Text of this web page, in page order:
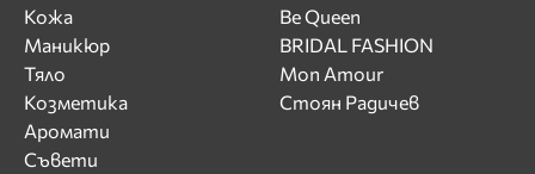
Кожа
Маникюр
Тяло
Козметика
Аромати
Съвети
Be Queen
BRIDAL FASHION
Mon Amour
Стоян Радичев